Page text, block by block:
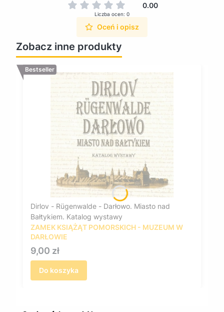
0.00
Liczba ocen: 0
Oceń i opisz
Zobacz inne produkty
Bestseller
Dirlov - Rügenwalde - Darłowo. Miasto nad
Bałtykiem. Katalog wystawy
ZAMEK KSIĄŻĄT POMORSKICH - MUZEUM W
DARŁOWIE
Cena
9,00 zł
Do koszyka